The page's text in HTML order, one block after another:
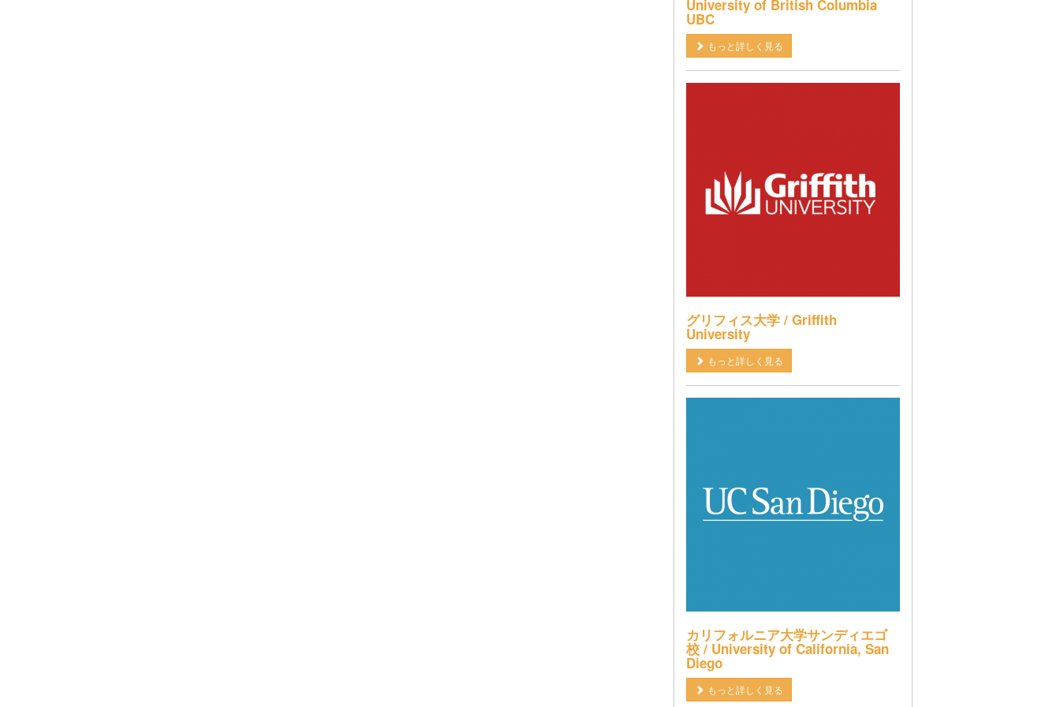
University of British Columbia
UBC
もっと詳しく見る
グリフィス大学 / Griffith
University
もっと詳しく見る
カリフォルニア大学サンディエゴ
校 / University of California, San
Diego
もっと詳しく見る